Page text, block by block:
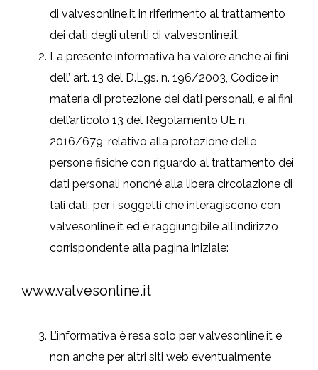
di valvesonline.it in riferimento al trattamento
dei dati degli utenti di valvesonline.it.
La presente informativa ha valore anche ai fini
dell’ art. 13 del D.Lgs. n. 196/2003, Codice in
materia di protezione dei dati personali, e ai fini
dell’articolo 13 del Regolamento UE n.
2016/679, relativo alla protezione delle
persone fisiche con riguardo al trattamento dei
dati personali nonché alla libera circolazione di
tali dati, per i soggetti che interagiscono con
valvesonline.it ed è raggiungibile all’indirizzo
corrispondente alla pagina iniziale:
www.valvesonline.it
L’informativa è resa solo per valvesonline.it e
non anche per altri siti web eventualmente